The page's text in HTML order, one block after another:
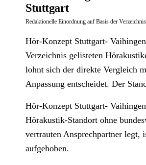
Stuttgart
Redaktionelle Einordnung auf Basis der
Hör-Konzept Stuttgart-
Verzeichnis gelisteten
lohnt sich der direkte Vergleich
Anpassung entscheidet. Der
Hör-Konzept Stuttgart-
Hörakustik-Standort ohne
vertrauten Ansprechpartner legt,
aufgehoben.